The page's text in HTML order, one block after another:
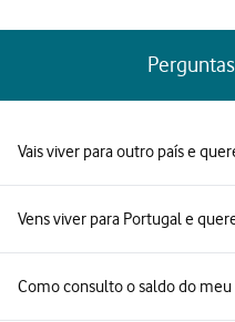
Vais viver para outro país e
Vens viver para Portugal e
Como consulto o saldo do meu